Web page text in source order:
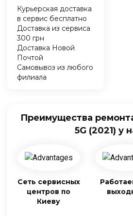
Курьерская доставка
в сервис бесплатно
Доставка из сервиса
300 грн
Доставка Новой
Почтой
Самовывоз из любого
филиала
Преимущества
5G (2021) у
Сеть сервисных
центров по
Киеву